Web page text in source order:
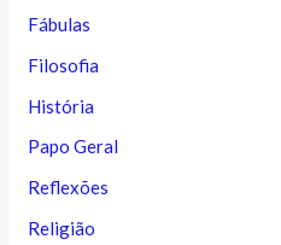
Fábulas
Filosofia
História
Papo Geral
Reflexões
Religião